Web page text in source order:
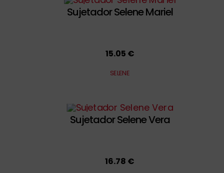
Sujetador Selene Mariel
15.05 €
SELENE
Sujetador Selene Vera
16.78 €